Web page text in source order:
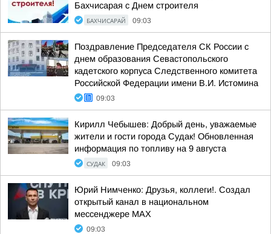
Бахчисарая с Днем строителя
БАХЧИСАРАЙ 09:03
Поздравление Председателя СК России с
днем образования Севастопольского
кадетского корпуса Следственного комитета
Российской Федерации имени В.И. Истомина
09:03
Кирилл Чебышев: Добрый день, уважаемые
жители и гости города Судак! Обновленная
информация по топливу на 9 августа
СУДАК 09:03
Юрий Нимченко: Друзья, коллеги!. Создал
открытый канал в национальном
мессенджере MAX
09:03